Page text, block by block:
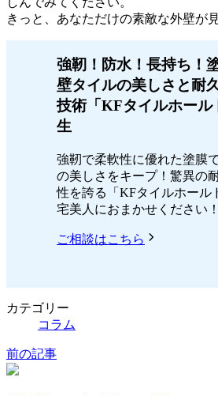
きっと、あなただけの素敵な外壁が
強靭！防水！長持ち！
壁タイルの美しさと耐
技術「KFタイルホール
生
強靭で柔軟性に優れた塗膜
の美しさをキープ！驚異の
性を誇る「KFタイルホール
宅美人におまかせください！
ご相談はこちら
カテゴリー
コラム
前の記事